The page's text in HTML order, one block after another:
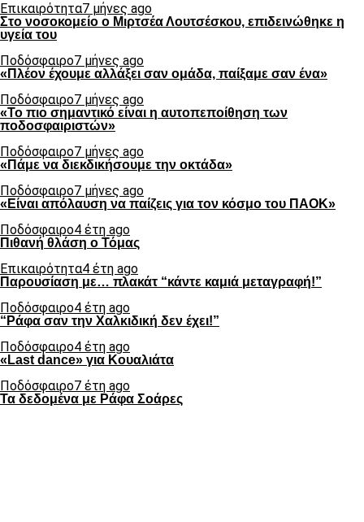
Επικαιρότητα7 μήνες ago
Στο νοσοκομείο ο Μιρτσέα Λουτσέσκου, επιδεινώθηκε η
υγεία του
Ποδόσφαιρο7 μήνες ago
«Πλέον έχουμε αλλάξει σαν ομάδα, παίξαμε σαν ένα»
Ποδόσφαιρο7 μήνες ago
«Το πιο σημαντικό είναι η αυτοπεποίθηση των
ποδοσφαιριστών»
Ποδόσφαιρο7 μήνες ago
«Πάμε να διεκδικήσουμε την οκτάδα»
Ποδόσφαιρο7 μήνες ago
«Είναι απόλαυση να παίζεις για τον κόσμο του ΠΑΟΚ»
Ποδόσφαιρο4 έτη ago
Πιθανή θλάση ο Τόμας
Επικαιρότητα4 έτη ago
Παρουσίαση με… πλακάτ “κάντε καμιά μεταγραφή!”
Ποδόσφαιρο4 έτη ago
“Ράφα σαν την Χαλκιδική δεν έχει!”
Ποδόσφαιρο4 έτη ago
«Last dance» για Κουαλιάτα
Ποδόσφαιρο7 έτη ago
Τα δεδομένα με Ράφα Σοάρες